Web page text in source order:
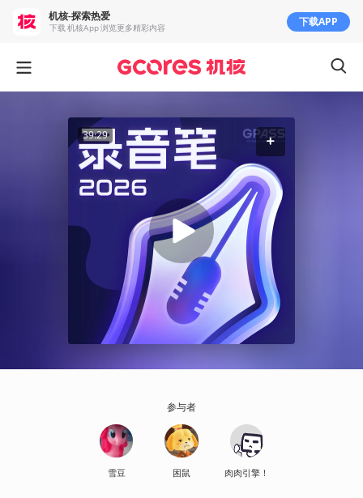
39:29
参与者
雪豆 困鼠 肉肉引擎！
机核-探索热爱
下载 机核App 浏览更多精彩内容 下载APP